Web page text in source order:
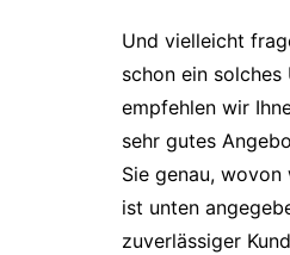
Und vielleicht
schon ein solches
empfehlen wir
sehr gutes
Sie genau,
ist unten
zuverlässiger